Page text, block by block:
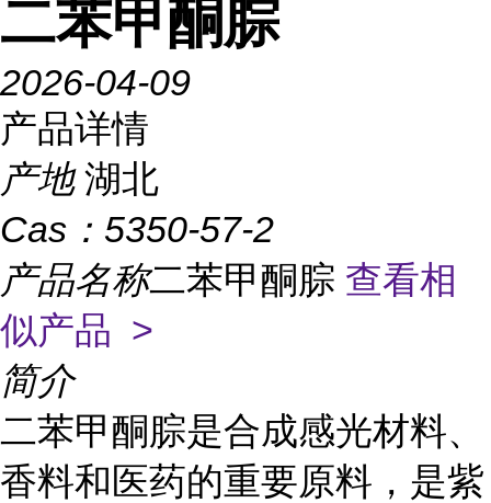
二苯甲酮腙
2026-04-09
产品详情
产地 湖北
Cas： 5350-57-2
产品名称二苯甲酮腙 查看相
似产品 >
简介
二苯甲酮腙是合成感光材料、
香料和医药的重要原料，是紫